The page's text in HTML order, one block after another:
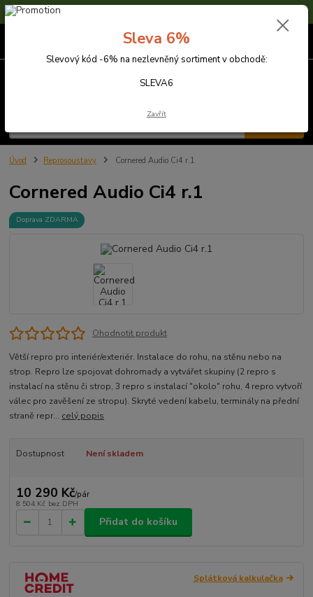
Sleva 6% na nezlevněné zboží s kódem SLEVA6
Úvod Reprosoustavy Cornered Audio Ci4 r.1
Cornered Audio Ci4 r.1
Doprava ZDARMA
Ohodnotit produkt
Větší repro pro interiér/exteriér. Instalace do rohu, na stěnu nebo na
strop. Repro lze spojovat dohromady a vytvářet skupiny (2 repro s
instalací na stěnu či strop, 3 repro s instalací "okolo" rohu, 4 repro vytvoří
válec pro zavěšení ze stropu). Skryté vedení kabelu, terminály na přední
straně repr... celý popis
Dostupnost Není skladem
10 290 Kč/pár
8 504 Kč bez DPH
Přidat do košíku
Splátková kalkulačka
Sleva 6%
Slevový kód -6% na nezlevněný sortiment v obchodě:
SLEVA6
Zavřít